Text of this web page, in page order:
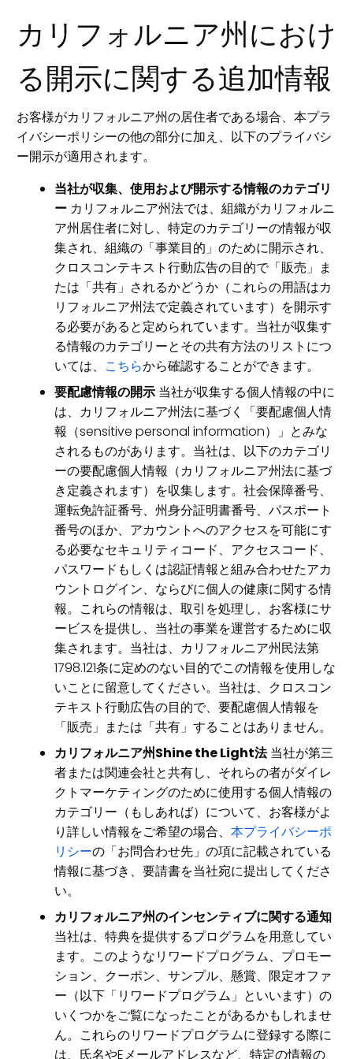
カリフォルニア州におけ
る開示に関する追加情報
お客様がカリフォルニア州の居住者である場合、本プラ
イバシーポリシーの他の部分に加え、以下のプライバシ
ー開示が適用されます。
当社が収集、使用および開示する情報のカテゴリ
ー カリフォルニア州法では、組織がカリフォルニ
ア州居住者に対し、特定のカテゴリーの情報が収
集され、組織の「事業目的」のために開示され、
クロスコンテキスト行動広告の目的で「販売」ま
たは「共有」されるかどうか（これらの用語はカ
リフォルニア州法で定義されています）を開示す
る必要があると定められています。当社が収集す
る情報のカテゴリーとその共有方法のリストにつ
いては、 こちらから確認することができます。
要配慮情報の開示 当社が収集する個人情報の中に
は、カリフォルニア州法に基づく「要配慮個人情
報（sensitive personal information）」とみな
されるものがあります。当社は、以下のカテゴリ
ーの要配慮個人情報（カリフォルニア州法に基づ
き定義されます）を収集します。社会保障番号、
運転免許証番号、州身分証明書番号、パスポート
番号のほか、アカウントへのアクセスを可能にす
る必要なセキュリティコード、アクセスコード、
パスワードもしくは認証情報と組み合わせたアカ
ウントログイン、ならびに個人の健康に関する情
報。これらの情報は、取引を処理し、お客様にサ
ービスを提供し、当社の事業を運営するために収
集されます。当社は、カリフォルニア州民法第
1798.121条に定めのない目的でこの情報を使用しな
いことに留意してください。当社は、クロスコン
テキスト行動広告の目的で、要配慮個人情報を
「販売」または「共有」することはありません。
カリフォルニア州Shine the Light法当社が第三
者または関連会社と共有し、それらの者がダイレ
クトマーケティングのために使用する個人情報の
カテゴリー（もしあれば）について、お客様がよ
り詳しい情報をご希望の場合、 本プライバシーポ
リシーの「お問合わせ先」の項に記載されている
情報に基づき、要請書を当社宛に提出してくださ
い。
カリフォルニア州のインセンティブに関する通知
当社は、特典を提供するプログラムを用意してい
ます。このようなリワードプログラム、プロモー
ション、クーポン、サンプル、懸賞、限定オファ
ー（以下「リワードプログラム」といいます）の
いくつかをご覧になったことがあるかもしれませ
ん。これらのリワードプログラムに登録する際に
は、氏名やEメールアドレスなど、特定の情報の